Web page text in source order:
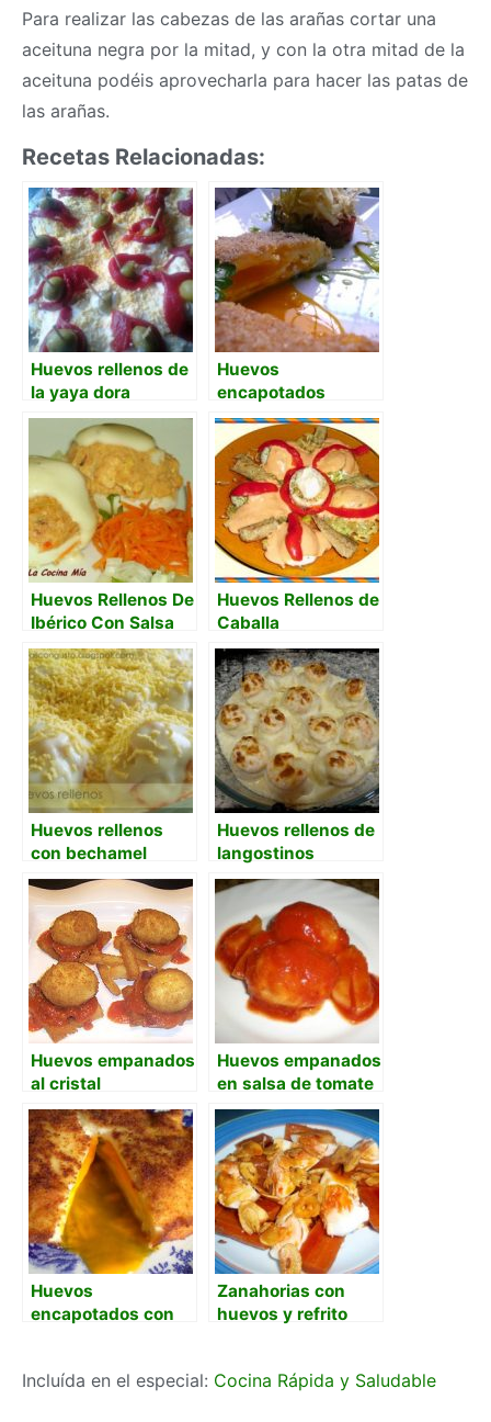
Para realizar las cabezas de las arañas cortar una
aceituna negra por la mitad, y con la otra mitad de la
aceituna podéis aprovecharla para hacer las patas de
las arañas.
Recetas Relacionadas:
Huevos rellenos de
la yaya dora
Huevos
encapotados
caseros
tradicionales
Huevos Rellenos De
Ibérico Con Salsa
Holandesa
Huevos Rellenos de
Caballa
Huevos rellenos
con bechamel
Huevos rellenos de
langostinos
Huevos empanados
al cristal
Huevos empanados
en salsa de tomate
Huevos
encapotados con
Thermomix)
Zanahorias con
huevos y refrito
Incluída en el especial: Cocina Rápida y Saludable